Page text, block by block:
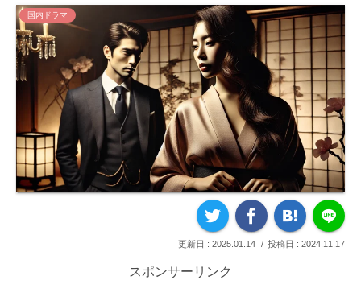
国内ドラマ
2025.01.14 2024.11.17
スポンサーリンク